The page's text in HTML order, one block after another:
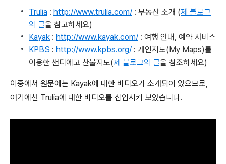
Trulia : http://www.trulia.com/ : 부동산 소개 (제 블로그
의 글을 참고하세요)
Kayak : http://www.kayak.com/ : 여행 안내, 예약 서비스
KPBS : http://www.kpbs.org/ : 개인지도(My Maps)를
이용한 샌디에고 산불지도(제 블로그의 글을 참조하세요)
이중에서 원문에는 Kayak에 대한 비디오가 소개되어 있으므로,
여기에선 Trulia에 대한 비디오를 삽입시켜 보았습니다.